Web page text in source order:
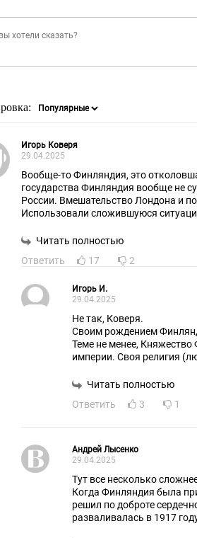
Игорь Коверя
29.04.2025
Вообще-то Финляндия, это
государства Финляндия вообще не
России. Вмешательство Лондона и
Использовали сложившуюся
Еще хочется?
Читать полностью
Ответить
17 2
Игорь И.
29.04.2025
Не так, Коверя.
Своим рождением
Теме не менее,
империи. Своя религия
необходимость -
негативно не отразились.
вычеркнуть из
нужна. А в продукции
Читать полностью
Ответить
3 1
Андрей Лысенко
29.04.2025
Тут все несколько
Когда Финляндия была
решил по доброте сердечной впихнуть им